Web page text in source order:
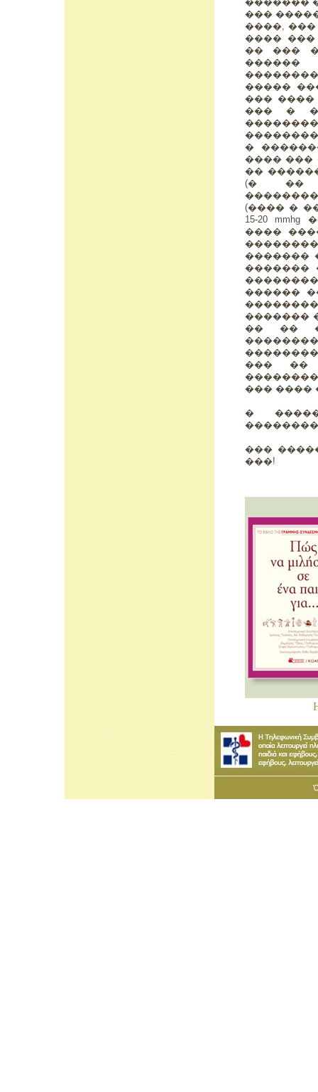
���
����,
����
�� ���
�����
��� ����
��� �
�
���� ���
��
(� ��
(���� �
15-20
����
��������
�������
�������
������
�������
�� ��
��� ��
��� ����
�
���
���!